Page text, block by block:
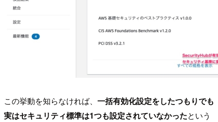
この挙動を知らなければ、 一括有効化設定をしたつもりでも
実はセキュリティ標準は1つも設定されていなかったという